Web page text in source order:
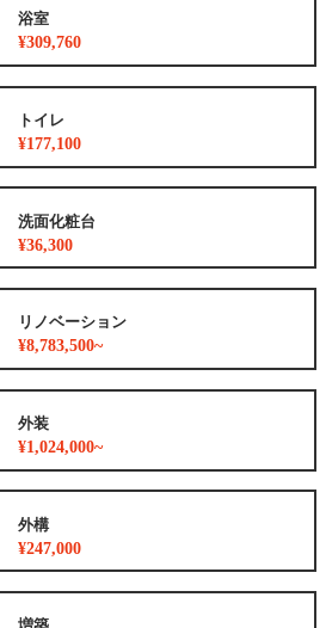
浴室
¥309,760
トイレ
¥177,100
洗面化粧台
¥36,300
リノベーション
¥8,783,500~
外装
¥1,024,000~
外構
¥247,000